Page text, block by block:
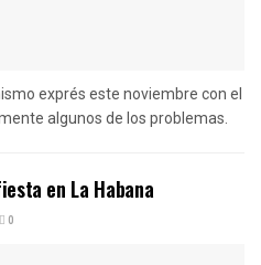
exprés este noviembre con el
algunos de los problemas.
en La Habana
0